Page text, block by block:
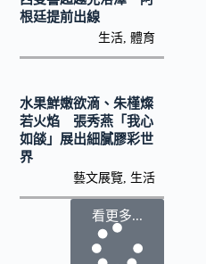
根廷提前出線
生活 ,體育
水果鮮嫩欲滴、朱槿燦
若火焰 張秀燕「我心
如燄」展出細膩膠彩世
界
藝文展覽 生活
看更多...